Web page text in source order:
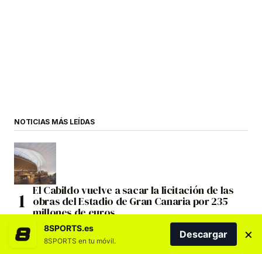
NOTICIAS MÁS LEÍDAS
El Cabildo vuelve a sacar la licitación de las
obras del Estadio de Gran Canaria por 235
millones de euros
8SPORTS.es
8SPORTS en tu móvil.
Descargar ×